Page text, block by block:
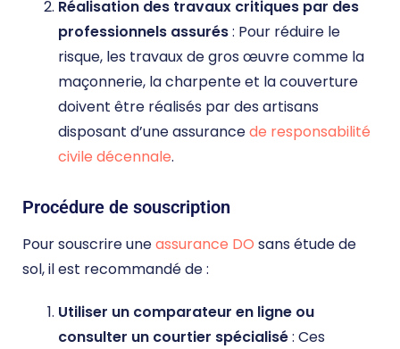
Réalisation des travaux critiques par des
professionnels assurés: Pour réduire le
risque, les travaux de gros œuvre comme la
maçonnerie, la charpente et la couverture
doivent être réalisés par des artisans
disposant d’une assurancede responsabilité
civile décennale​.
Procédure de souscription
Pour souscrire uneassurance DO sans étude de
sol, il est recommandé de :
Utiliser un comparateur en ligne ou
consulter un courtier spécialisé: Ces